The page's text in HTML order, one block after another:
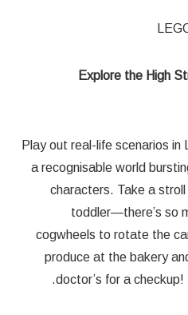
Explore the High
Play out real-life scenarios
a recognisable world
characters. Take a
toddler—there’s so
cogwheels to rotate the
produce at the bakery
doctor’s for a